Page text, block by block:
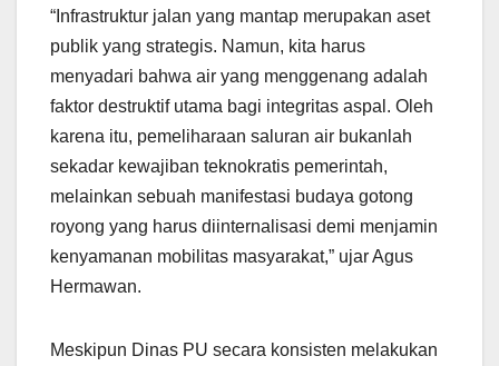
“Infrastruktur jalan yang mantap merupakan aset
publik yang strategis. Namun, kita harus
menyadari bahwa air yang menggenang adalah
faktor destruktif utama bagi integritas aspal. Oleh
karena itu, pemeliharaan saluran air bukanlah
sekadar kewajiban teknokratis pemerintah,
melainkan sebuah manifestasi budaya gotong
royong yang harus diinternalisasi demi menjamin
kenyamanan mobilitas masyarakat,” ujar Agus
Hermawan.
Meskipun Dinas PU secara konsisten melakukan